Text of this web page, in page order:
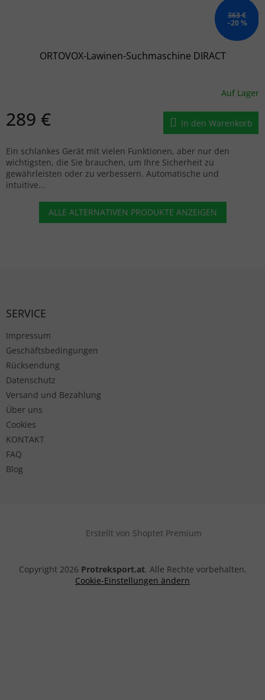
363 €
–20 %
ORTOVOX-Lawinen-Suchmaschine DIRACT
Auf Lager
289 € In den Warenkorb
Ein schlankes Gerät mit vielen Funktionen, aber nur den
wichtigsten, die Sie brauchen, um Ihre Sicherheit zu
gewährleisten oder zu verbessern. Automatische und
intuitive...
ALLE ALTERNATIVEN PRODUKTE ANZEIGEN
SERVICE
Impressum
Geschäftsbedingungen
Rücksendung
Datenschutz
Versand und Bezahlung
Über uns
Cookies
KONTAKT
FAQ
Blog
Erstellt von Shoptet Premium
Copyright 2026 Protreksport.at. Alle Rechte vorbehalten.
Cookie-Einstellungen ändern